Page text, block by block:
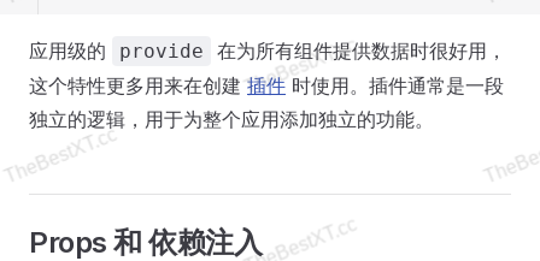
应用级的 provide
在为所有组件提供数据时很好用，
这个特性更多用来在创建插件 时使用。插件通常是一段
独立的逻辑，用于为整个应用添加独立的功能。
Props 和 依赖注入